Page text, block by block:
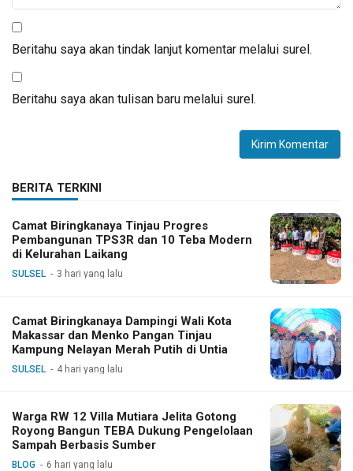
Beritahu saya akan tindak lanjut komentar melalui surel.
Beritahu saya akan tulisan baru melalui surel.
BERITA TERKINI
Camat Biringkanaya Tinjau Progres
Pembangunan TPS3R dan 10 Teba Modern
di Kelurahan Laikang
SULSEL 3 hari yang lalu
Camat Biringkanaya Dampingi Wali Kota
Makassar dan Menko Pangan Tinjau
Kampung Nelayan Merah Putih di Untia
SULSEL 4 hari yang lalu
Warga RW 12 Villa Mutiara Jelita Gotong
Royong Bangun TEBA Dukung Pengelolaan
Sampah Berbasis Sumber
BLOG 6 hari yang lalu